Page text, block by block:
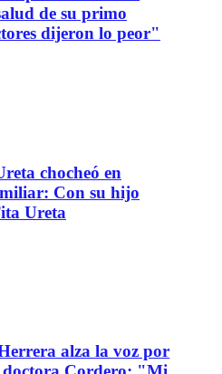
de su primo
dijeron lo peor"
chocheó en
Con su hijo
Ureta
alza la voz por